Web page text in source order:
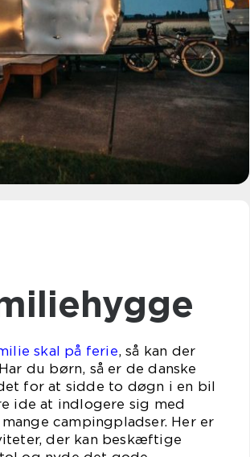
skal på ferie, så kan der
du børn, så er de danske
for at sidde to døgn i en bil
ide at indlogere sig med
campingpladser. Her er
der kan beskæftige